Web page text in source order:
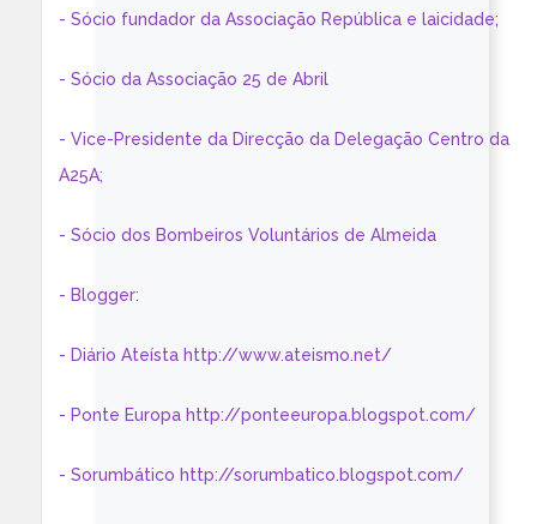
- Sócio fundador da Associação República e laicidade;
- Sócio da Associação 25 de Abril
- Vice-Presidente da Direcção da Delegação Centro da
A25A;
- Sócio dos Bombeiros Voluntários de Almeida
- Blogger:
- Diário Ateísta http://www.ateismo.net/
- Ponte Europa http://ponteeuropa.blogspot.com/
- Sorumbático http://sorumbatico.blogspot.com/